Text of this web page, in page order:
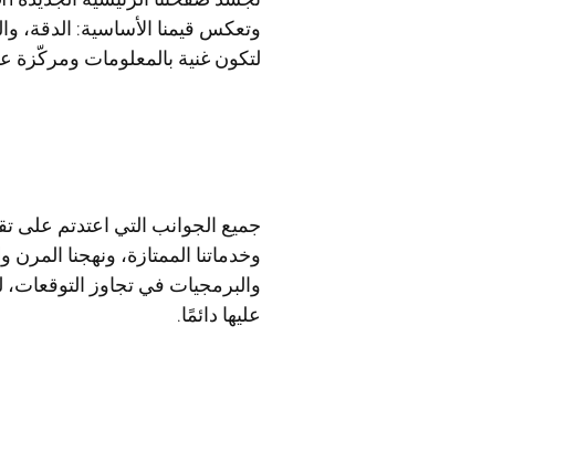
وتعكس قيمنا الأساسية: الدقة،
لتكون غنية بالمعلومات ومركّزة
جميع الجوانب التي اعتدتم على
وخدماتنا الممتازة، ونهجنا
والبرمجيات في تجاوز
عليها دائمًا.